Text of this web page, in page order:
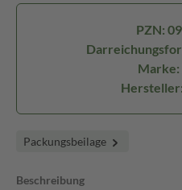
PZN:
Marke:
Packungsbeilage
Beschreibung